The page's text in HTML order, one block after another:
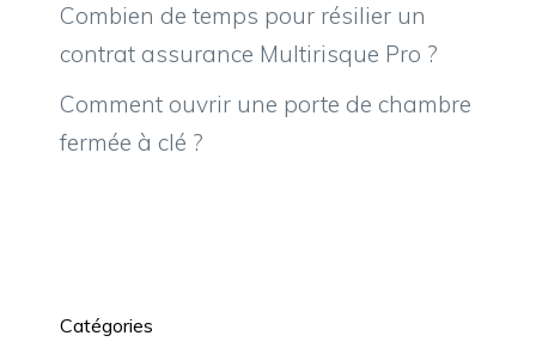
Combien de temps pour résilier un
contrat assurance Multirisque Pro ?
Comment ouvrir une porte de chambre
fermée à clé ?
Catégories